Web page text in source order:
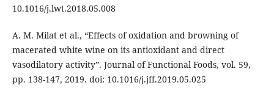
10.1016/j.lwt.2018.05.008
A. M. Milat et al., “Effects of oxidation and browning of
macerated white wine on its antioxidant and direct
vasodilatory activity”. Journal of Functional Foods, vol. 59,
pp. 138-147, 2019. doi: 10.1016/j.jff.2019.05.025